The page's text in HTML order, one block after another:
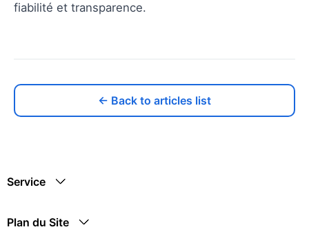
fiabilité et transparence.
← Back to articles list
Service
Plan du Site